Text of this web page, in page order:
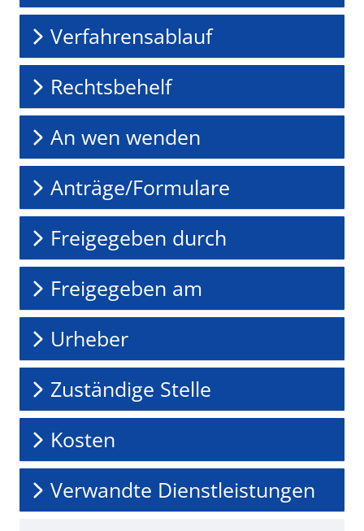
Verfahrensablauf
Rechtsbehelf
An wen wenden
Anträge/Formulare
Freigegeben durch
Freigegeben am
Urheber
Zuständige Stelle
Kosten
Verwandte Dienstleistungen